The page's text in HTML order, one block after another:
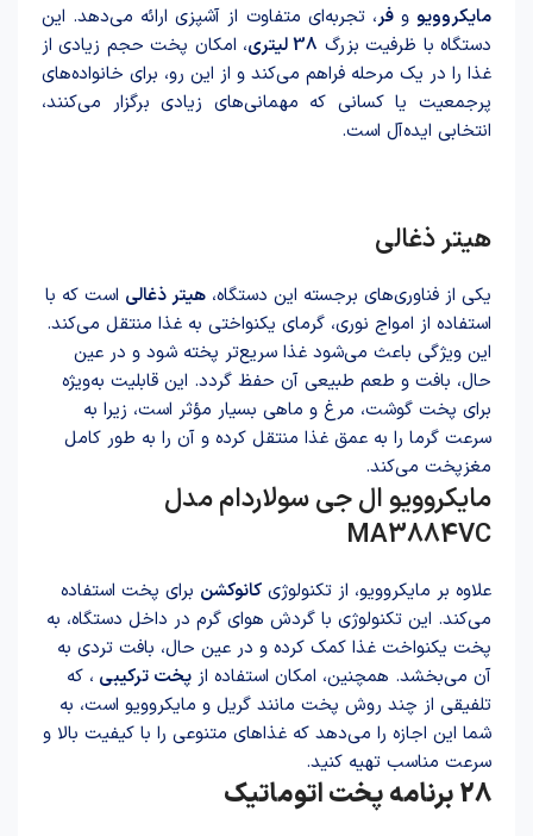
مایکروویو وفر، تجربه‌ای متفاوت از آشپزی ارائه می‌دهد. این
دستگاه با ظرفیت بزرگ 38 لیتری
، امکان پخت حجم زیادی از
غذا را در یک مرحله فراهم می‌کند و از این رو، برای خانواده‌های
پرجمعیت یا کسانی که مهمانی‌های زیادی برگزار می‌کنند،
انتخابی ایده‌آل است.
هیتر ذغالی
یکی از فناوری‌های برجسته این دستگاه، هیتر ذغالی است که با
استفاده از امواج نوری، گرمای یکنواختی به غذا منتقل می‌کند.
این ویژگی باعث می‌شود غذا سریع‌تر پخته شود و در عین
حال، بافت و طعم طبیعی آن حفظ گردد. این قابلیت به‌ویژه
برای پخت گوشت، مرغ و ماهی بسیار مؤثر است، زیرا به
سرعت گرما را به عمق غذا منتقل کرده و آن را به طور کامل
مغزپخت می‌کند.
مایکروویو ال جی سولاردام مدل
MA3884VC
علاوه بر مایکروویو، از تکنولوژی کانوکشن برای پخت استفاده
می‌کند. این تکنولوژی با گردش هوای گرم در داخل دستگاه، به
پخت یکنواخت غذا کمک کرده و در عین حال، بافت تردی به
آن می‌بخشد. همچنین، امکان استفاده از پخت ترکیبی ، که
تلفیقی از چند روش پخت مانند گریل و مایکروویو است، به
شما این اجازه را می‌دهد که غذاهای متنوعی را با کیفیت بالا و
سرعت مناسب تهیه کنید.
28 برنامه پخت اتوماتیک